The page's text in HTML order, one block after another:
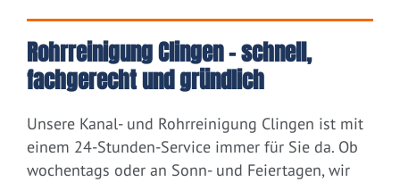
Rohrreinigung Clingen – schnell,
fachgerecht und gründlich
Unsere Kanal- und Rohrreinigung Clingen ist mit
einem 24-Stunden-Service immer für Sie da. Ob
wochentags oder an Sonn- und Feiertagen, wir